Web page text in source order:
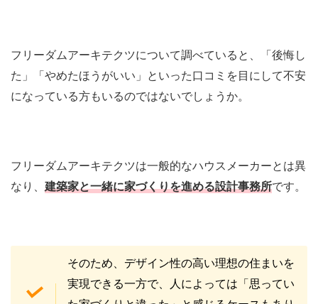
フリーダムアーキテクツについて調べていると、「後悔し
た」「やめたほうがいい」といった口コミを目にして不安
になっている方もいるのではないでしょうか。
フリーダムアーキテクツは一般的なハウスメーカーとは異
なり、 建築家と一緒に家づくりを進める設計事務所です。
そのため、デザイン性の高い理想の住まいを
実現できる一方で、人によっては「思ってい